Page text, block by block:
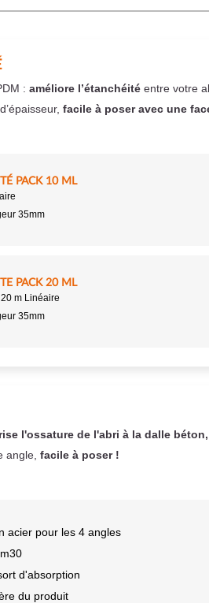
: améliore l’étanchéité entre votre
d’épaisseur, facile à poser avec une
PACK 10 ML
35mm
PACK 20 ML
m Linéaire
35mm
l'ossature de l'abri à la dalle béton,
angle, facile à poser !
acier pour les 4 angles
d'absorption
du produit